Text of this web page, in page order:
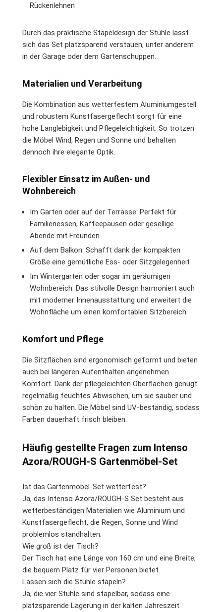
Rückenlehnen
Durch das praktische Stapeldesign der Stühle lässt
sich das Set platzsparend verstauen, unter anderem
in der Garage oder dem Gartenschuppen.
Materialien und Verarbeitung
Die Kombination aus wetterfestem Aluminiumgestell
und robustem Kunstfasergeflecht sorgt für eine
hohe Langlebigkeit und Pflegeleichtigkeit. So trotzen
die Möbel Wind, Regen und Sonne und behalten
dennoch ihre elegante Optik.
Flexibler Einsatz im Außen- und
Wohnbereich
Im Garten oder auf der Terrasse: Perfekt für
Familienessen, Kaffeepausen oder gesellige
Abende mit Freunden
Auf dem Balkon: Schafft dank der kompakten
Größe eine gemütliche Ess- oder Sitzgelegenheit
Im Wintergarten oder sogar im geräumigen
Wohnbereich: Das stilvolle Design harmoniert auch
mit moderner Innenausstattung und erweitert die
Wohnfläche um einen komfortablen Sitzbereich
Komfort und Pflege
Die Sitzflächen sind ergonomisch geformt und bieten
auch bei längeren Aufenthalten angenehmen
Komfort. Dank der pflegeleichten Oberflächen genügt
regelmäßig feuchtes Abwischen, um sie sauber und
schön zu halten. Die Möbel sind UV-beständig, sodass
Farben dauerhaft frisch bleiben.
Häufig gestellte Fragen zum Intenso
Azora/ROUGH-S Gartenmöbel-Set
Ist das Gartenmöbel-Set wetterfest?
Ja, das Intenso Azora/ROUGH-S Set besteht aus
wetterbeständigen Materialien wie Aluminium und
Kunstfasergeflecht, die Regen, Sonne und Wind
problemlos standhalten.
Wie groß ist der Tisch?
Der Tisch hat eine Länge von 160 cm und eine Breite,
die bequem Platz für vier Personen bietet.
Lassen sich die Stühle stapeln?
Ja, die vier Stühle sind stapelbar, sodass eine
platzsparende Lagerung in der kalten Jahreszeit